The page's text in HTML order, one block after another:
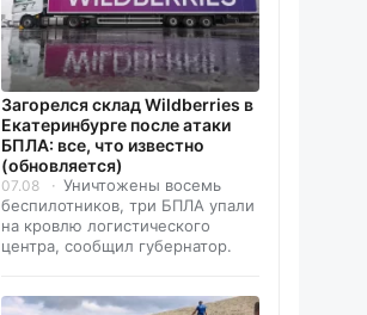
Загорелся склад Wildberries в
Екатеринбурге после атаки
БПЛА: все, что известно
(обновляется)
07.08
Уничтожены восемь
беспилотников, три БПЛА упали
на кровлю логистического
центра, сообщил губернатор.